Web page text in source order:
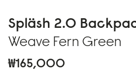
Spläsh 2.0
Weave Fern Green
₩165,000